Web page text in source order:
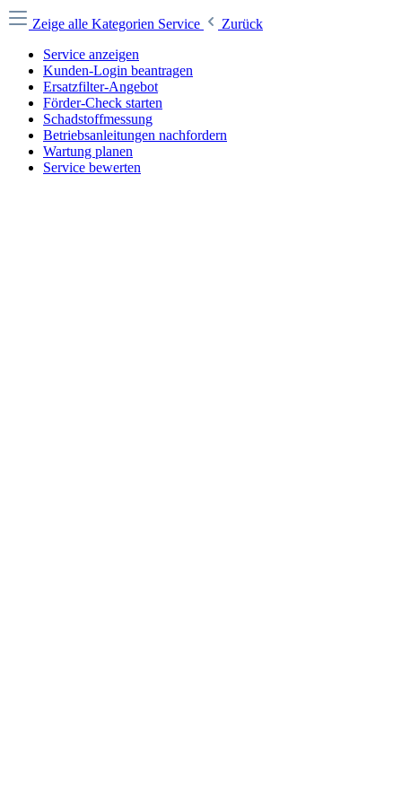
Zeige alle Kategorien Service
Zurück
Service anzeigen
Kunden-Login beantragen
Ersatzfilter-Angebot
Förder-Check starten
Schadstoffmessung
Betriebsanleitungen nachfordern
Wartung planen
Service bewerten